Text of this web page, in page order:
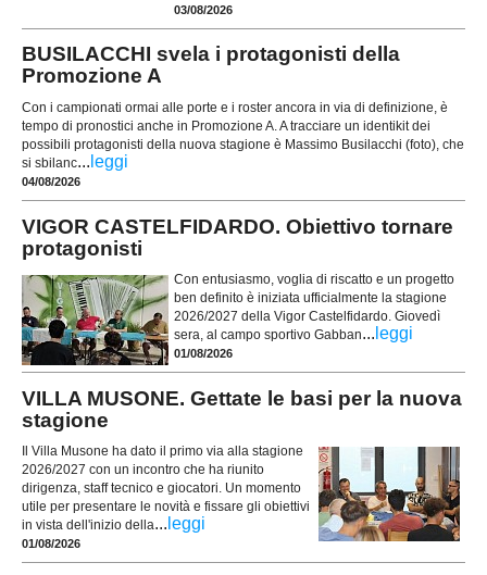
03/08/2026
BUSILACCHI svela i protagonisti della
Promozione A
Con i campionati ormai alle porte e i roster ancora in via di definizione, è
tempo di pronostici anche in Promozione A. A tracciare un identikit dei
possibili protagonisti della nuova stagione è Massimo Busilacchi (foto), che
si sbilanc... leggi
04/08/2026
VIGOR CASTELFIDARDO. Obiettivo tornare
protagonisti
Con entusiasmo, voglia di riscatto e un progetto
ben definito è iniziata ufficialmente la stagione
2026/2027 della Vigor Castelfidardo. Giovedì
sera, al campo sportivo Gabban... leggi
01/08/2026
VILLA MUSONE. Gettate le basi per la nuova
stagione
Il Villa Musone ha dato il primo via alla stagione
2026/2027 con un incontro che ha riunito
dirigenza, staff tecnico e giocatori. Un momento
utile per presentare le novità e fissare gli obiettivi
in vista dell'inizio della... leggi
01/08/2026